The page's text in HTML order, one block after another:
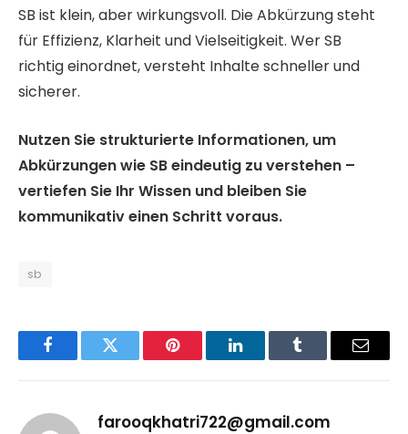
SB ist klein, aber wirkungsvoll. Die Abkürzung steht
für Effizienz, Klarheit und Vielseitigkeit. Wer SB
richtig einordnet, versteht Inhalte schneller und
sicherer.
Nutzen Sie strukturierte Informationen, um
Abkürzungen wie SB eindeutig zu verstehen –
vertiefen Sie Ihr Wissen und bleiben Sie
kommunikativ einen Schritt voraus.
sb
FacebookTwitter Pinterest LinkedInTumblr Email
farooqkhatri722@gmail.com